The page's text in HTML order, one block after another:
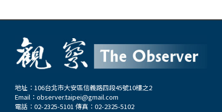
地址：106台北市大安區信義路四段45號10樓之2
Email： observer.taipei@gmail.com
電話：02-2325-5101 傳真：02-2325-5102